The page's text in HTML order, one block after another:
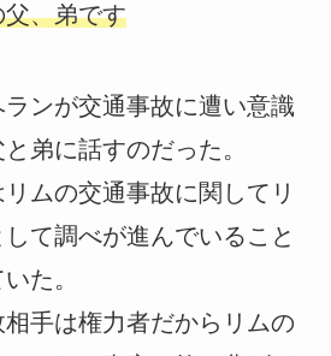
、弟です
ンが交通事故に遭い意識
弟に話すのだった。
ムの交通事故に関してリ
て調べが進んでいること
た。
手は権力者だからリムの